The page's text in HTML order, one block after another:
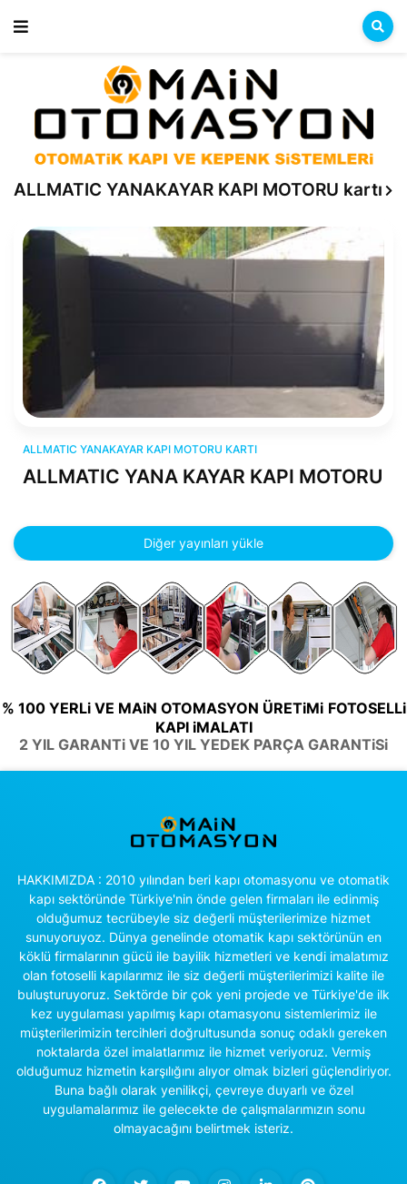
ALLMATIC YANAKAYAR KAPI MOTORU kartı
ALLMATIC YANAKAYAR KAPI MOTORU KARTI
ALLMATIC YANA KAYAR KAPI MOTORU
Diğer yayınları yükle
% 100 YERLi VE MAiN OTOMASYON ÜRETiMi FOTOSELLi
KAPI iMALATI
2 YIL GARANTi VE 10 YIL YEDEK PARÇA GARANTiSi
HAKKIMIZDA : 2010 yılından beri kapı otomasyonu ve otomatik
kapı sektöründe Türkiye'nin önde gelen firmaları ile edinmiş
olduğumuz tecrübeyle siz değerli müşterilerimize hizmet
sunuyoruyoz. Dünya genelinde otomatik kapı sektörünün en
köklü firmalarının gücü ile bayilik hizmetleri ve kendi imalatımız
olan fotoselli kapılarımız ile siz değerli müşterilerimizi kalite ile
buluşturuyoruz. Sektörde bir çok yeni projede ve Türkiye'de ilk
kez uygulaması yapılmış kapı otamasyonu sistemlerimiz ile
müşterilerimizin tercihleri doğrultusunda sonuç odaklı gereken
noktalarda özel imalatlarımız ile hizmet veriyoruz. Vermiş
olduğumuz hizmetin karşılığını alıyor olmak bizleri güçlendiriyor.
Buna bağlı olarak yenilikçi, çevreye duyarlı ve özel
uygulamalarımız ile gelecekte de çalışmalarımızın sonu
olmayacağını belirtmek isteriz.